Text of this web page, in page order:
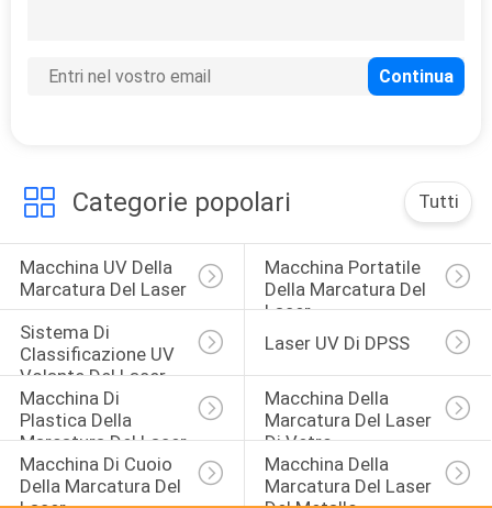
Laser di verde di
Analizzatore di
Galvo di CO2
4
Categorie popolari Tutti
Macchina UV Della
Marcatura Del Laser
Macchina Portatile
Della Marcatura Del
Laser
Sistema Di
Classificazione UV
Volante Del Laser
Laser UV Di DPSS
Macchina Di
Plastica Della
Marcatura Del Laser
Macchina Della
Marcatura Del Laser
Di Vetro
Macchina Di Cuoio
Della Marcatura Del
Macchina Della
Marcatura Del Laser